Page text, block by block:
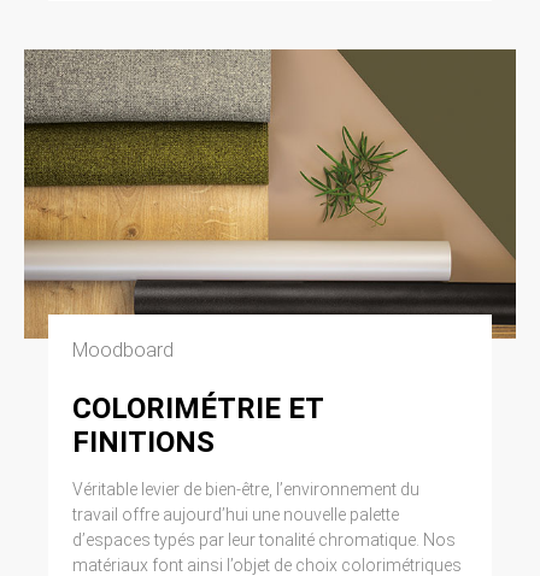
Moodboard
COLORIMÉTRIE ET
FINITIONS
Véritable levier de bien-être, l’environnement du
travail offre aujourd’hui une nouvelle palette
d’espaces typés par leur tonalité chromatique. Nos
matériaux font ainsi l’objet de choix colorimétriques